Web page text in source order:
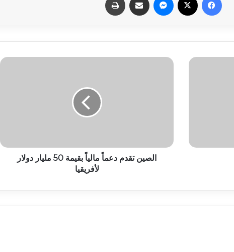
الصين تقدم دعماً مالياً بقيمة 50 مليار دولار
لأفريقيا